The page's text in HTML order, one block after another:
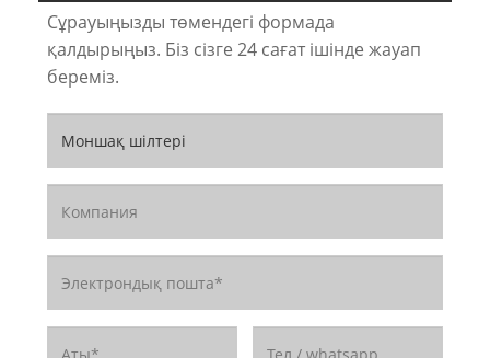
Сұрауыңызды төмендегі формада
қалдырыңыз. Біз сізге 24 сағат ішінде жауап
береміз.